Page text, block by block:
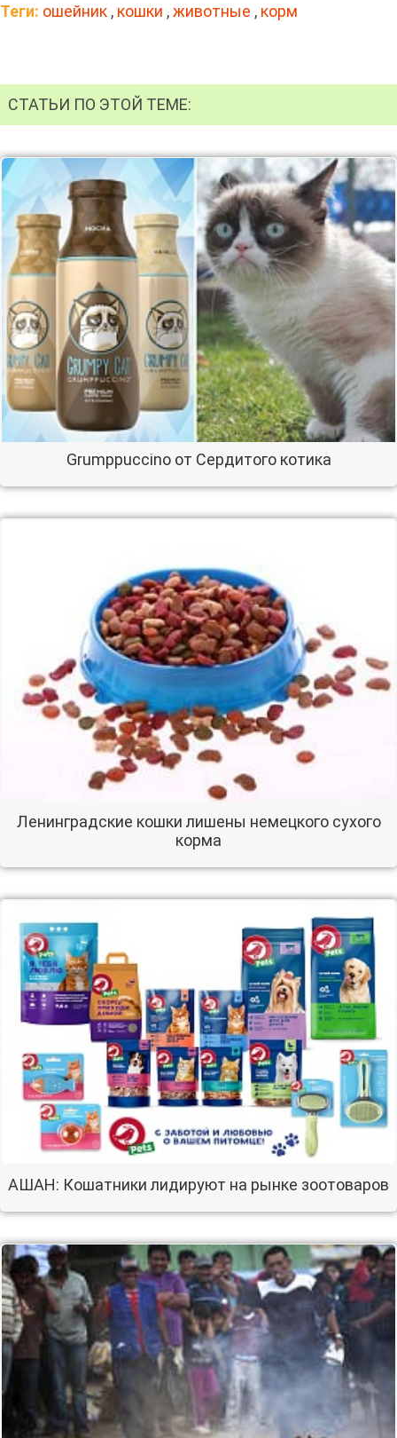
Теги: ошейник , кошки ,животные , корм
СТАТЬИ ПО ЭТОЙ ТЕМЕ:
Grumppuccino от Сердитого котика
Ленинградские кошки лишены немецкого сухого
корма
АШАН: Кошатники лидируют на рынке зоотоваров